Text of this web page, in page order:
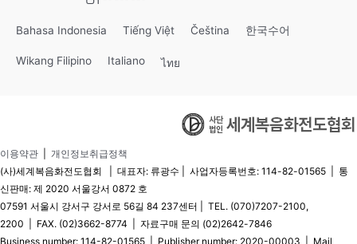
Bahasa Indonesia Tiếng Việt Čeština 한국수어
Wikang Filipino Italiano ไทย
이용약관
개인정보취급정책
(사)세계복음화전도협회 | 대표자: 류광수 | 사업자등록번호: 114-82-01565 | 통
신판매: 제 2020 서울강서 0872 호
07591 서울시 강서구 강서로 56길 84 237센터 | TEL. (070)7207-2100,
2200 | FAX. (02)3662-8774 | 자료구매 문의 (02)2642-7846
Business number: 114-82-01565 | Publisher number: 2020-00003 | Mail